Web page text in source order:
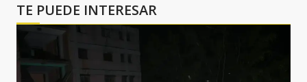
TE PUEDE INTERESAR